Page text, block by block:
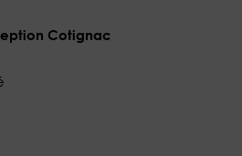
Cotignac